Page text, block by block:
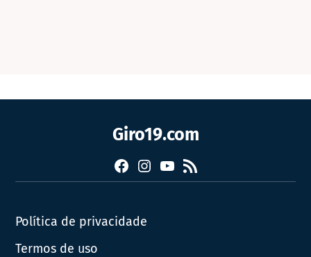
Giro19.com
FacebookInstagram
YouTube
RSS
Política de privacidade
Termos de uso